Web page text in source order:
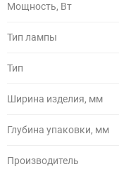
Мощность, Вт
Тип лампы
Тип
Ширина изделия, мм
Глубина упаковки, мм
Производитель